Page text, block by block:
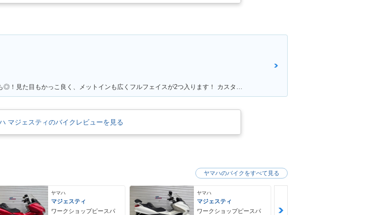
満足ポイント:アクセルが軽く、一気に加速出来、乗り心地も◎！見た目もかっこ良く、メットインも広くフルフェイスが2つ入ります！ カスタムパーツも多いので色々いじって楽しめます！
マジェスティのバイクレビューを見る
ヤマハ
マジェスティ
ワークショップピースパ
ヤマハ
マジェスティ
ワークショップピースパ
ヤマハのバイクをすべて見る